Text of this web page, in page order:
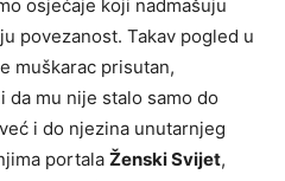
osjećaje koji nadmašuju
povezanost. Takav pogled u
muškarac prisutan,
da mu nije stalo samo do
i do njezina unutarnjeg
portala Ženski Svijet,